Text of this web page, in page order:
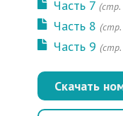
Часть 7 (стр.
Часть 8 (стр.
Часть 9 (стр.
Скачать